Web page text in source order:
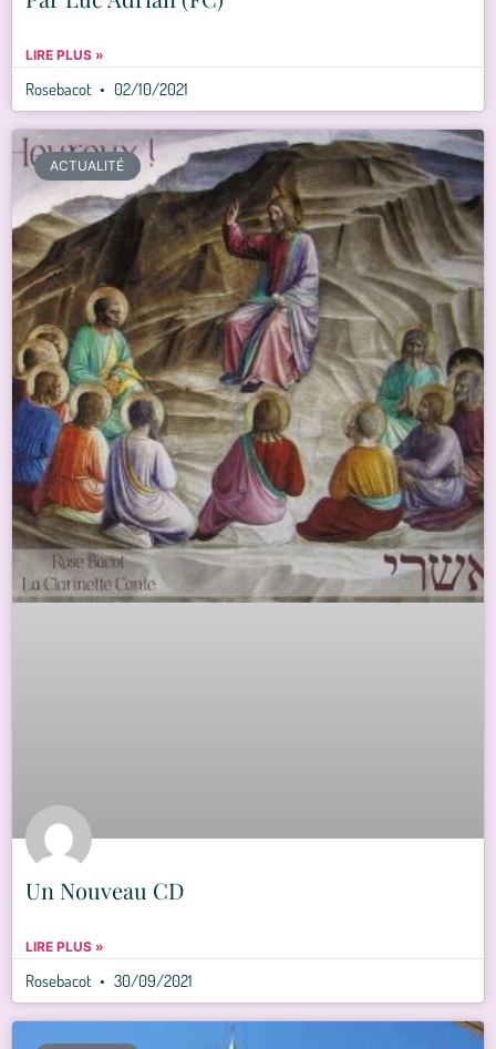
LIRE PLUS »
Rosebacot 02/10/2021
ACTUALITÉ
Un Nouveau CD
LIRE PLUS »
Rosebacot 30/09/2021